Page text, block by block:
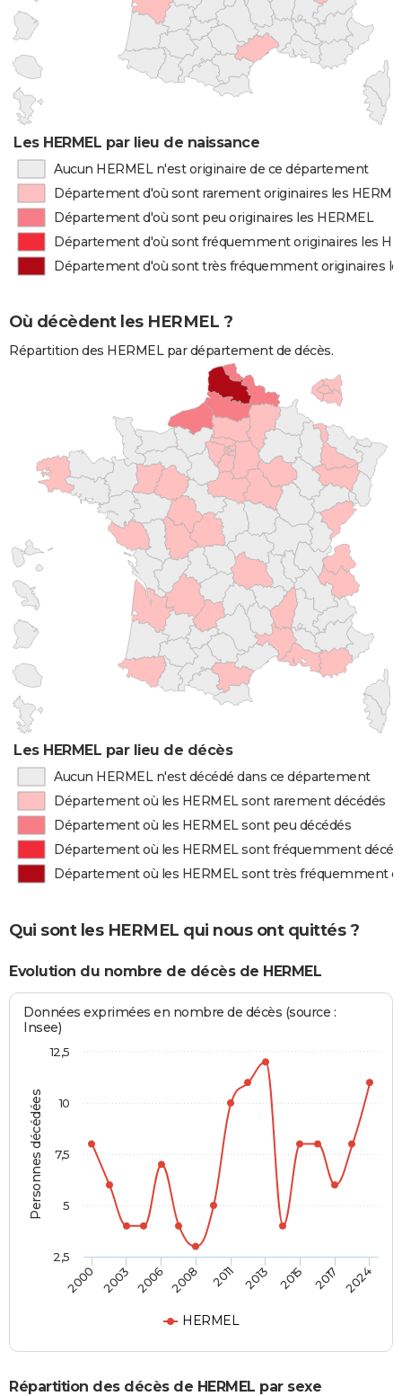
Les HERMEL par lieu de naissance
Aucun HERMEL n'est originaire de ce département
Département d'où sont rarement originaires les
Département d'où sont peu originaires les HERMEL
Département d'où sont fréquemment originaires les
Département d'où sont très fréquemment originaires
Où décèdent les HERMEL ?
Répartition des HERMEL par département de décès.
Les HERMEL par lieu de décès
Aucun HERMEL n'est décédé dans ce département
Département où les HERMEL sont rarement décédés
Département où les HERMEL sont peu décédés
Département où les HERMEL sont fréquemment
Département où les HERMEL sont très fréquemment
Qui sont les HERMEL qui nous ont quittés ?
Evolution du nombre de décès de HERMEL
Personnes décédées
Données exprimées en nombre de décès (source :
Insee)
HERMEL
2000 2003 2006 2008 2011 2013 2015 2017 2024
2,5
5
7,5
10
12,5
Répartition des décès de HERMEL par sexe